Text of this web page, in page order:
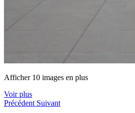
Afficher 10 images en plus
Voir plus
Précédent Suivant